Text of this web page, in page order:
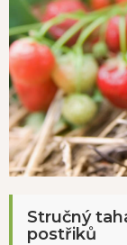
Stručný
postřiků